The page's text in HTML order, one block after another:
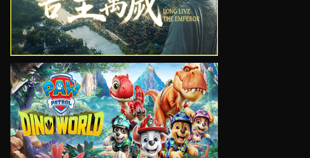
VIEW